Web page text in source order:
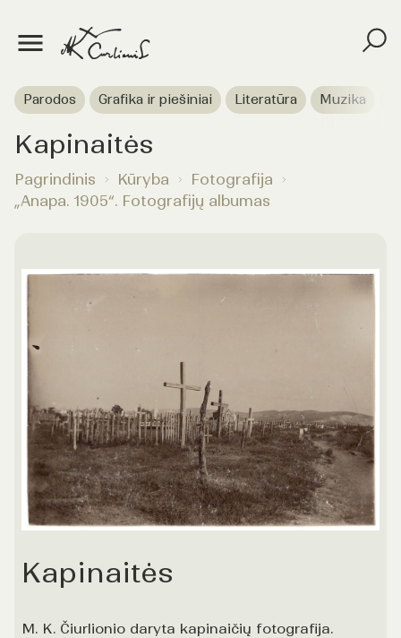
Parodos Grafika ir piešiniai Literatūra Muzika
Kapinaitės
Pagrindinis Kūryba
Fotografija
„Anapa. 1905“. Fotografijų albumas
Kapinaitės
M. K. Čiurlionio daryta kapinaičių fotografija.